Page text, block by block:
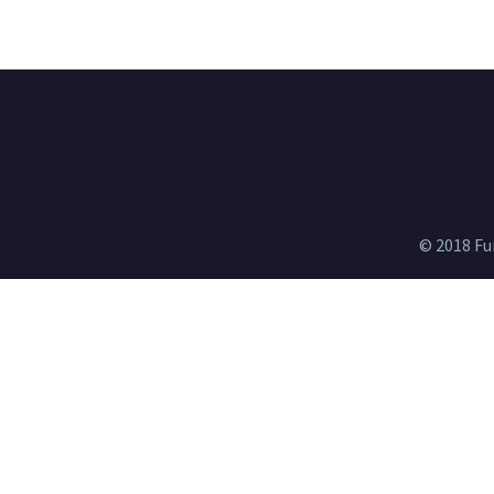
© 2018